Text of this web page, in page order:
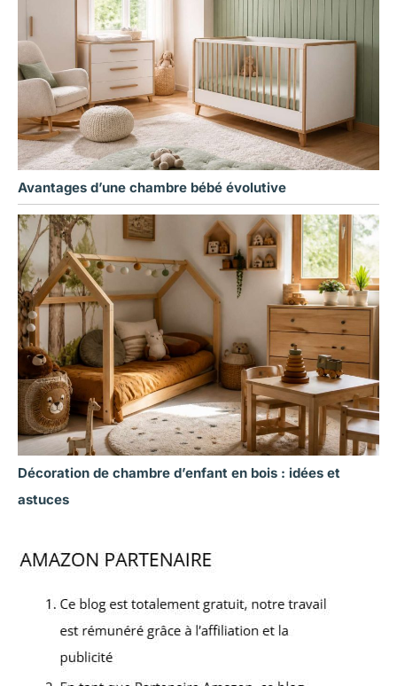
Avantages d’une chambre bébé évolutive
Décoration de chambre d’enfant en bois : idées et
astuces